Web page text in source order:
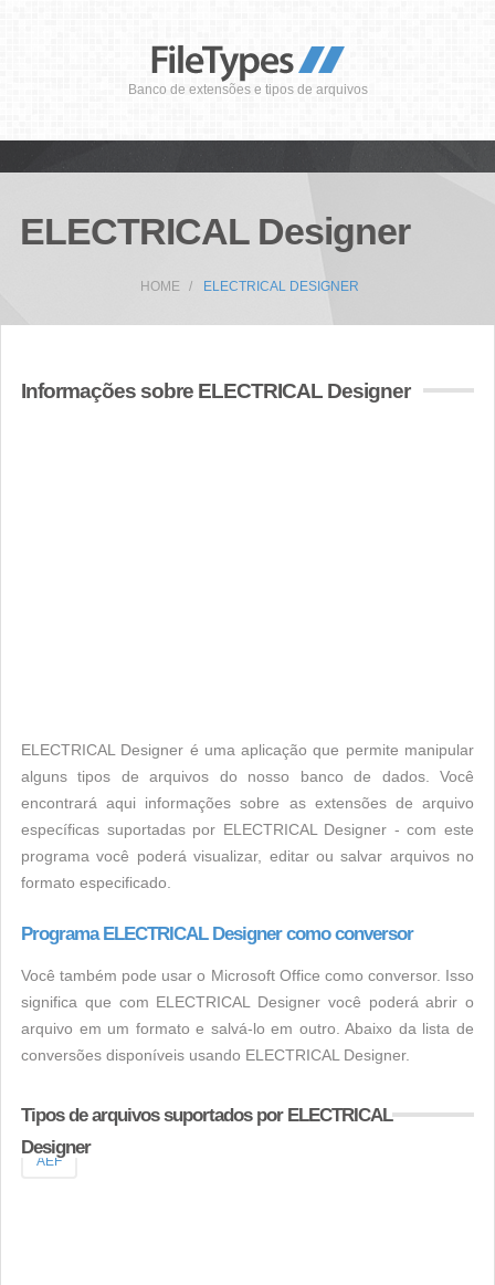
Banco de extensões e tipos de arquivos
ELECTRICAL Designer
HOME ELECTRICAL DESIGNER
Informações sobre ELECTRICAL Designer
ELECTRICAL Designer é uma aplicação que permite manipular
alguns tipos de arquivos do nosso banco de dados. Você
encontrará aqui informações sobre as extensões de arquivo
específicas suportadas por ELECTRICAL Designer - com este
programa você poderá visualizar, editar ou salvar arquivos no
formato especificado.
Programa ELECTRICAL Designer como conversor
Você também pode usar o Microsoft Office como conversor. Isso
significa que com ELECTRICAL Designer você poderá abrir o
arquivo em um formato e salvá-lo em outro. Abaixo da lista de
conversões disponíveis usando ELECTRICAL Designer.
Tipos de arquivos suportados por ELECTRICAL
Designer
AEF